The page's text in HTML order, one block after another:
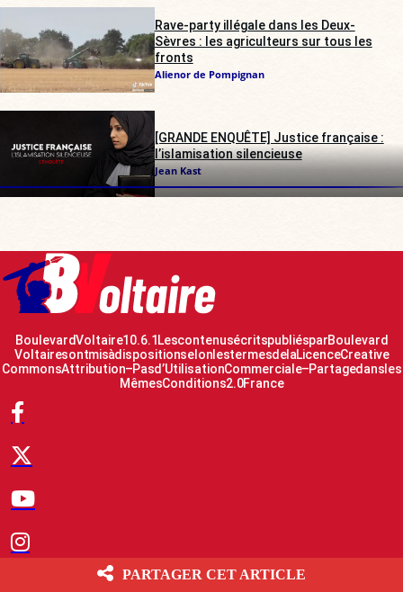
Rave-party illégale dans les Deux-
Sèvres : les agriculteurs sur tous les
fronts
Alienor de Pompignan
[GRANDE ENQUÊTE] Justice française :
l’islamisation silencieuse
Jean Kast
Boulevard Voltaire 10.6.1 Les contenus écrits publiés par Boulevard
Voltaire sont mis à disposition selon les termes de la Licence Creative
Commons Attribution – Pas d’Utilisation Commerciale – Partage dans les
Mêmes Conditions 2.0 France
PARTAGER CET ARTICLE